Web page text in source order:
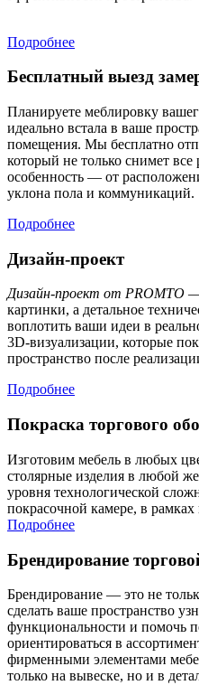
Подробнее
Бесплатный выезд
Планируете меблировку
идеально встала в ваше
помещения. Мы бесплатно
который не только снимет
особенность — от
уклона пола и коммуникаций.
Подробнее
Дизайн-проект
Дизайн-проект от PROMTO —
картинки, а детальное
воплотить ваши идеи в
3D-визуализации, которые
пространство после
Подробнее
Покраска торгового
Изготовим мебель в любых
столярные изделия в любой
уровня технологической
покрасочной камере, в
Подробнее
Брендирование
Брендирование — это не
сделать ваше пространство
функциональности и помочь
ориентироваться в
фирменными элементами
только на вывеске, но и в